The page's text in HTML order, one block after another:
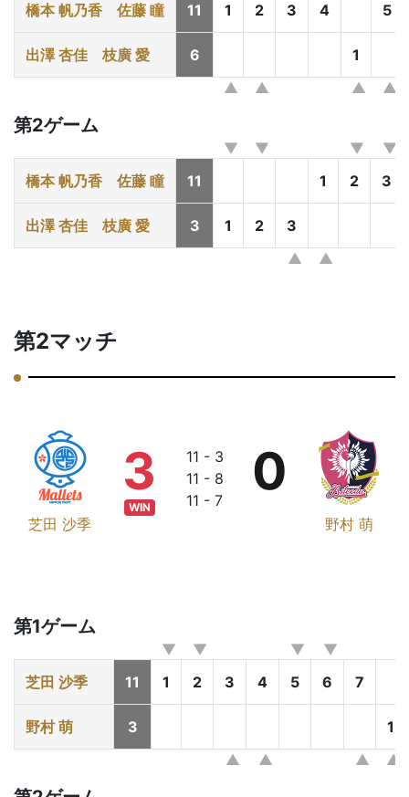
橋本 帆乃香 佐藤 瞳 11 1 2 3 4 5
出澤 杏佳 枝廣 愛 6 1
第2ゲーム
橋本 帆乃香 佐藤 瞳 11 1 2 3
出澤 杏佳 枝廣 愛 3 1 2 3
第2マッチ
芝田 沙季
3
WIN
11 - 3
11 - 8
11 - 7
野村 萌
0
第1ゲーム
芝田 沙季 11 1 2 3 4 5 6 7
野村 萌 3 1